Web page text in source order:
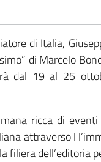
di Italia,
di Marcelo
dal 19 al 25
ricca di
attraverso l
filiera dell’editoria